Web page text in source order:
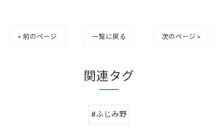
< 前のページ 一覧に戻る 次のページ >
関連タグ
#ふじみ野